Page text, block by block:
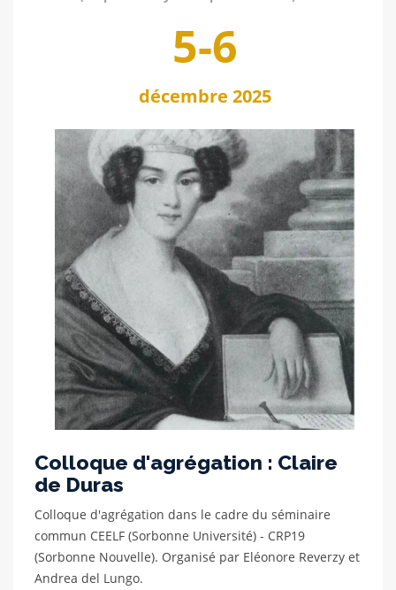
5-6
décembre 2025
Colloque d'agrégation : Claire
de Duras
Colloque d'agrégation dans le cadre du séminaire
commun CEELF (Sorbonne Université) - CRP19
(Sorbonne Nouvelle). Organisé par Eléonore Reverzy et
Andrea del Lungo.